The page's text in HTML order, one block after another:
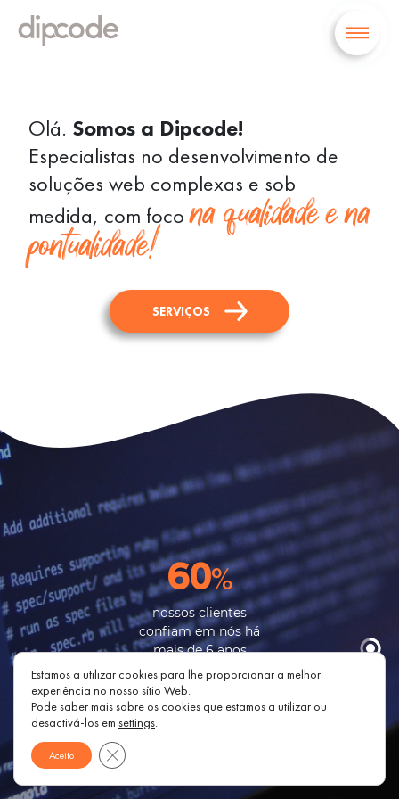
Olá. Somos a Dipcode!
Especialistas no desenvolvimento de
soluções web complexas e sob
medida, com focona qualidade e na
pontualidade!
SERVIÇOS
60%
nossos clientes
confiam em nós há
mais de 6 anos
Estamos a utilizar cookies para lhe proporcionar a melhor
experiência no nosso sítio Web.
Pode saber mais sobre os cookies que estamos a utilizar ou
desactivá-los em settings.
Aceito Close GDPR Cookie Banner